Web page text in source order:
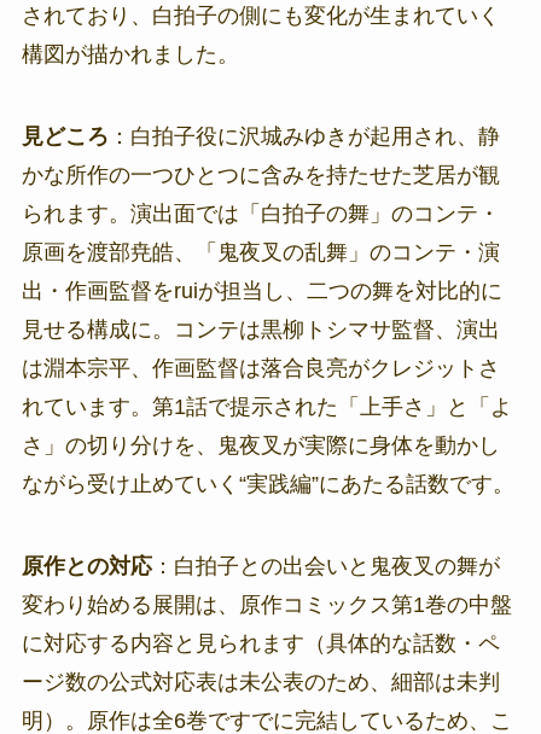
されており、白拍子の側にも変化が生まれていく
構図が描かれました。
見どころ ：白拍子役に沢城みゆきが起用され、静
かな所作の一つひとつに含みを持たせた芝居が観
られます。演出面では「白拍子の舞」のコンテ・
原画を渡部尭皓、「鬼夜叉の乱舞」のコンテ・演
出・作画監督をruiが担当し、二つの舞を対比的に
見せる構成に。コンテは黒柳トシマサ監督、演出
は淵本宗平、作画監督は落合良亮がクレジットさ
れています。第1話で提示された「上手さ」と「よ
さ」の切り分けを、鬼夜叉が実際に身体を動かし
ながら受け止めていく“実践編”にあたる話数です。
原作との対応：白拍子との出会いと鬼夜叉の舞が
変わり始める展開は、原作コミックス第1巻の中盤
に対応する内容と見られます（具体的な話数・ペ
ージ数の公式対応表は未公表のため、細部は未判
明）。原作は全6巻ですでに完結しているため、こ